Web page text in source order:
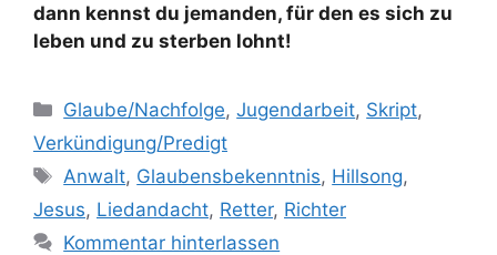
dann kennst du jemanden, für den es sich zu
leben und zu sterben lohnt!
Kategorien
Glaube/Nachfolge,Jugendarbeit, Skript,
Verkündigung/Predigt
Schlagwörter
Anwalt, Glaubensbekenntnis, Hillsong,
Jesus, Liedandacht, Retter, Richter
Kommentar hinterlassen